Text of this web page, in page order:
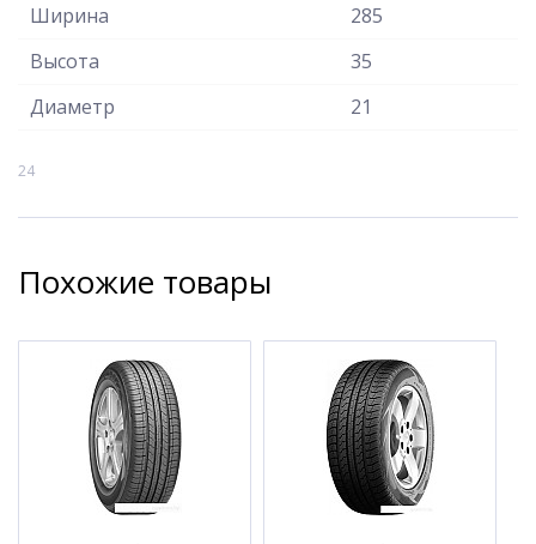
Ширина
285
Высота
35
Диаметр
21
24
Похожие товары